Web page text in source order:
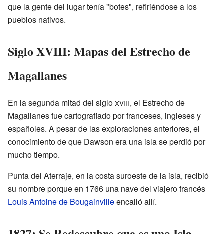
que la gente del lugar tenía "botes", refiriéndose a los
pueblos nativos.
Siglo XVIII: Mapas del Estrecho de
Magallanes
En la segunda mitad del sigloxviii, el Estrecho de
Magallanes fue cartografiado por franceses, ingleses y
españoles. A pesar de las exploraciones anteriores, el
conocimiento de que Dawson era una isla se perdió por
mucho tiempo.
Punta del Aterraje, en la costa suroeste de la isla, recibió
su nombre porque en 1766 una nave del viajero francés
Louis Antoine de Bougainvilleencalló allí.